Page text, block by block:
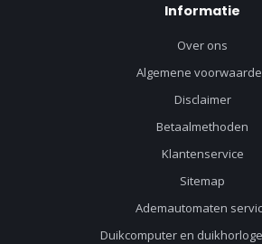
Informatie
Over ons
Algemene
Disclaimer
Betaalmethoden
Klantenservice
Sitemap
Ademautomaten
Duikcomputer en